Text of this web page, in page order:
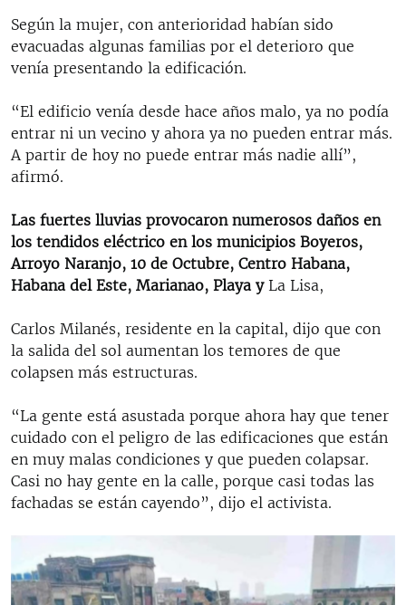
Según la mujer, con anterioridad habían sido
evacuadas algunas familias por el deterioro que
venía presentando la edificación.
“El edificio venía desde hace años malo, ya no podía
entrar ni un vecino y ahora ya no pueden entrar más.
A partir de hoy no puede entrar más nadie allí”,
afirmó.
Las fuertes lluvias provocaron numerosos daños en
los tendidos eléctrico en los municipios Boyeros,
Arroyo Naranjo, 10 de Octubre, Centro Habana,
Habana del Este, Marianao, Playa y La Lisa,
Carlos Milanés, residente en la capital, dijo que con
la salida del sol aumentan los temores de que
colapsen más estructuras.
“La gente está asustada porque ahora hay que tener
cuidado con el peligro de las edificaciones que están
en muy malas condiciones y que pueden colapsar.
Casi no hay gente en la calle, porque casi todas las
fachadas se están cayendo”, dijo el activista.